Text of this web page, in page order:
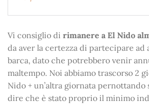
Vi consiglio di rimanere a El Nido
da aver la certezza di partecipare ad
barca, dato che potrebbero venir
maltempo. Noi abbiamo trascorso 2
Nido + un’altra giornata pernottando
dire che è stato proprio il minimo